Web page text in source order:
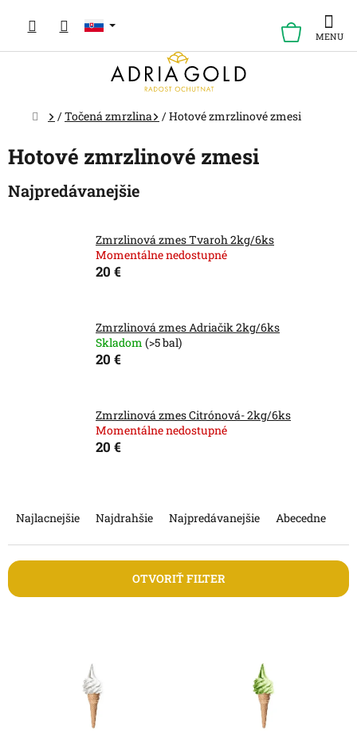
obsah
KOŠÍK
Domov
/Točená zmrzlina /Hotové zmrzlinové zmesi
Hotové zmrzlinové zmesi
Najpredávanejšie
Zmrzlinová zmes Tvaroh 2kg/6ks
Momentálne nedostupné
20 €
Zmrzlinová zmes Adriačik 2kg/6ks
Skladom (>5 bal)
20 €
Zmrzlinová zmes Citrónová- 2kg/6ks
Momentálne nedostupné
20 €
e
n
i
Najlacnejšie Najdrahšie Najpredávanejšie Abecedne
OTVORIŤ FILTER